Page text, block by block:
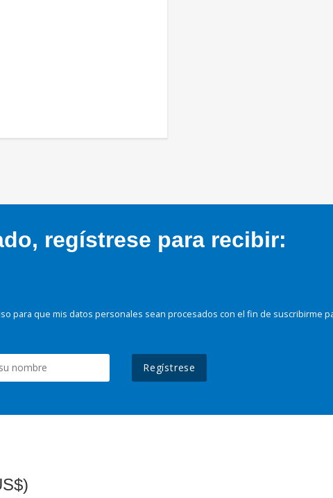
regístrese para recibir:
para que mis datos personales sean procesados con el fin de suscribirme
Regístrese